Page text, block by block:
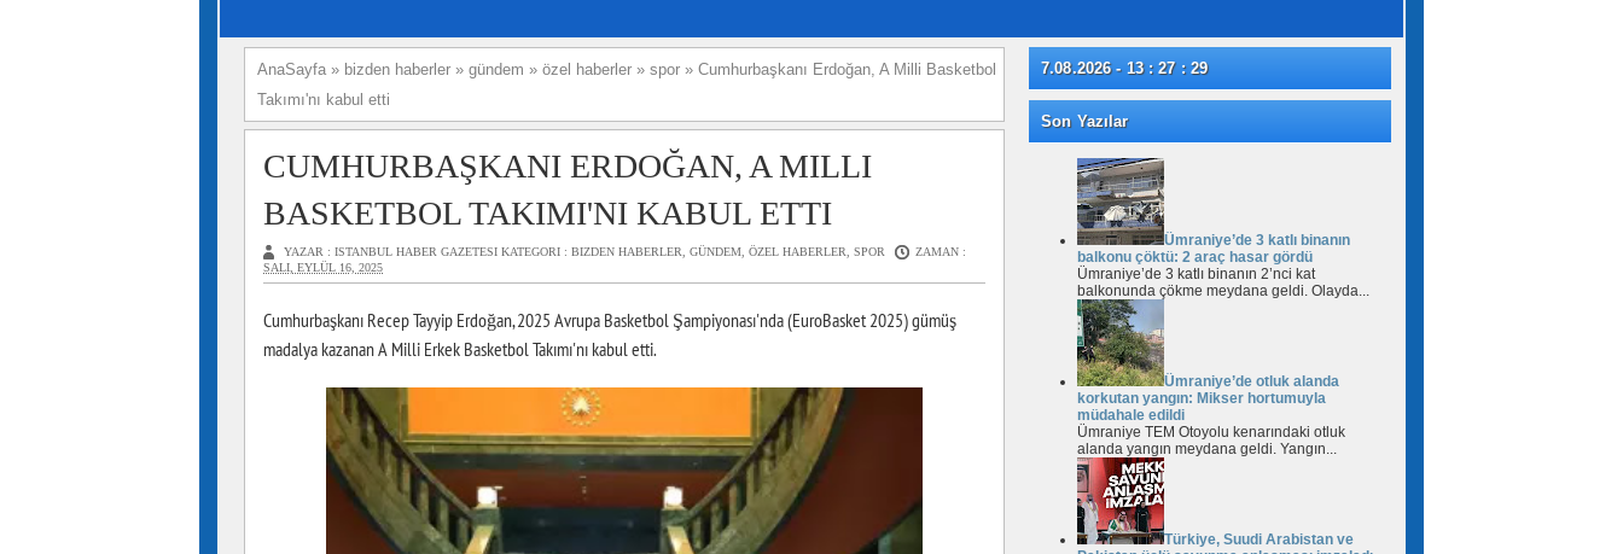
AnaSayfa » bizden haberler » gündem » özel haberler » spor » Cumhurbaşkanı Erdoğan, A Milli Basketbol
Takımı'nı kabul etti
CUMHURBAŞKANI ERDOĞAN, A MILLI
BASKETBOL TAKIMI'NI KABUL ETTI
YAZAR : ISTANBUL HABER GAZETESI KATEGORI : BIZDEN HABERLER, GÜNDEM, ÖZEL HABERLER, SPOR
ZAMAN :
SALI, EYLÜL 16, 2025
Cumhurbaşkanı Recep Tayyip Erdoğan, 2025 Avrupa Basketbol Şampiyonası'nda (EuroBasket 2025) gümüş
madalya kazanan A Milli Erkek Basketbol Takımı'nı kabul etti.
7.08.2026 - 13 : 27 : 31
Son Yazılar
Ümraniye’de 3 katlı binanın
balkonu çöktü: 2 araç hasar gördü
Ümraniye’de 3 katlı binanın 2’nci kat
balkonunda çökme meydana geldi. Olayda...
Ümraniye’de otluk alanda
korkutan yangın: Mikser hortumuyla
müdahale edildi
Ümraniye TEM Otoyolu kenarındaki otluk
alanda yangın meydana geldi. Yangın...
Türkiye, Suudi Arabistan ve